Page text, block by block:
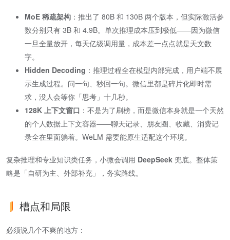
MoE 稀疏架构 ​：推出了 80B 和 130B 两个版本，但实际激活参
数分别只有 3B 和 4.9B。单次推理成本压到极低——因为微信
一旦全量放开，每天亿级调用量，成本差一点点就是天文数
字。
Hidden Decoding ​：推理过程全在模型内部完成，用户端不展
示生成过程。问一句、秒回一句。微信里都是碎片化即时需
求，没人会等你「思考」十几秒。
128K 上下文窗口 ​：不是为了刷榜，而是微信本身就是一个天然
的个人数据上下文容器——聊天记录、朋友圈、收藏、消费记
录全在里面躺着。WeLM 需要能原生适配这个环境。
复杂推理和专业知识类任务，小微会调用 DeepSeek 兜底。整体策
略是「自研为主、外部补充」，务实路线。
槽点和局限
必须说几个不爽的地方：